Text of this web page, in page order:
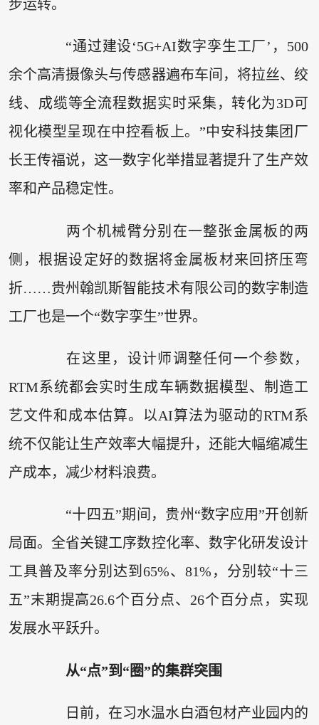
步运转。
“通过建设‘5G+AI数字孪生工厂’，500
余个高清摄像头与传感器遍布车间，将拉丝、绞
线、成缆等全流程数据实时采集，转化为3D可
视化模型呈现在中控看板上。”中安科技集团厂
长王传福说，这一数字化举措显著提升了生产效
率和产品稳定性。
两个机械臂分别在一整张金属板的两
侧，根据设定好的数据将金属板材来回挤压弯
折……贵州翰凯斯智能技术有限公司的数字制造
工厂也是一个“数字孪生”世界。
在这里，设计师调整任何一个参数，
RTM系统都会实时生成车辆数据模型、制造工
艺文件和成本估算。以AI算法为驱动的RTM系
统不仅能让生产效率大幅提升，还能大幅缩减生
产成本，减少材料浪费。
“十四五”期间，贵州“数字应用”开创新
局面。全省关键工序数控化率、数字化研发设计
工具普及率分别达到65%、81%，分别较“十三
五”末期提高26.6个百分点、26个百分点，实现
发展水平跃升。
从“点”到“圈”的集群突围
日前，在习水温水白酒包材产业园内的